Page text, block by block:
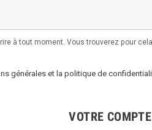
à tout moment. Vous trouverez pour
générales et la politique de
VOTRE COMPTE